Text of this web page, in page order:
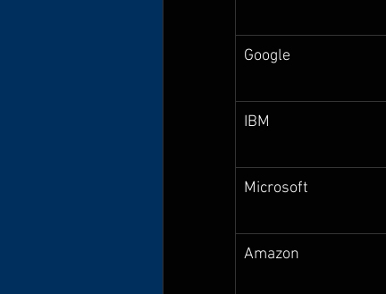
Google
IBM
Microsoft
Amazon